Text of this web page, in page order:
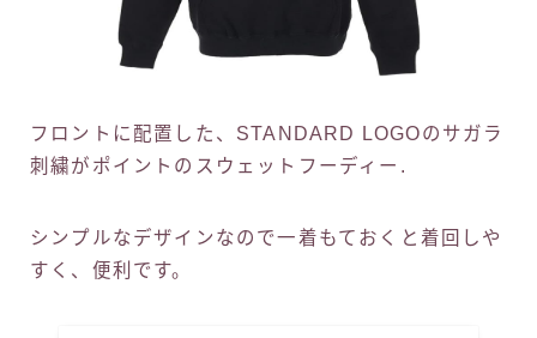
フロントに配置した、STANDARD LOGOのサガラ
刺繍がポイントのスウェットフーディー.
シンプルなデザインなので一着もておくと着回しや
すく、便利です。